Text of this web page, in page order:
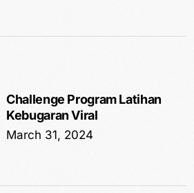
Challenge Program Latihan
Kebugaran Viral
March 31, 2024